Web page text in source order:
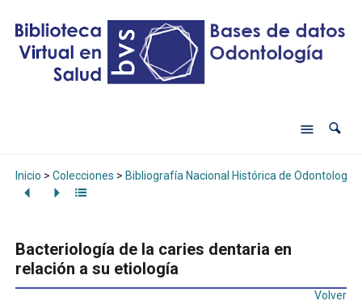
Inicio > Colecciones > Bibliografía Nacional Histórica de Odontología
Bacteriología de la caries dentaria en
relación a su etiología
Volver